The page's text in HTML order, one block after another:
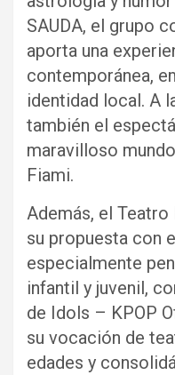
SAUDA, el grupo
aporta una
contemporánea,
identidad local. A
también el
maravilloso
Fiami.
Además, el Teatro
su propuesta con
especialmente
infantil y juvenil,
de Idols – KPOP
su vocación de
edades y